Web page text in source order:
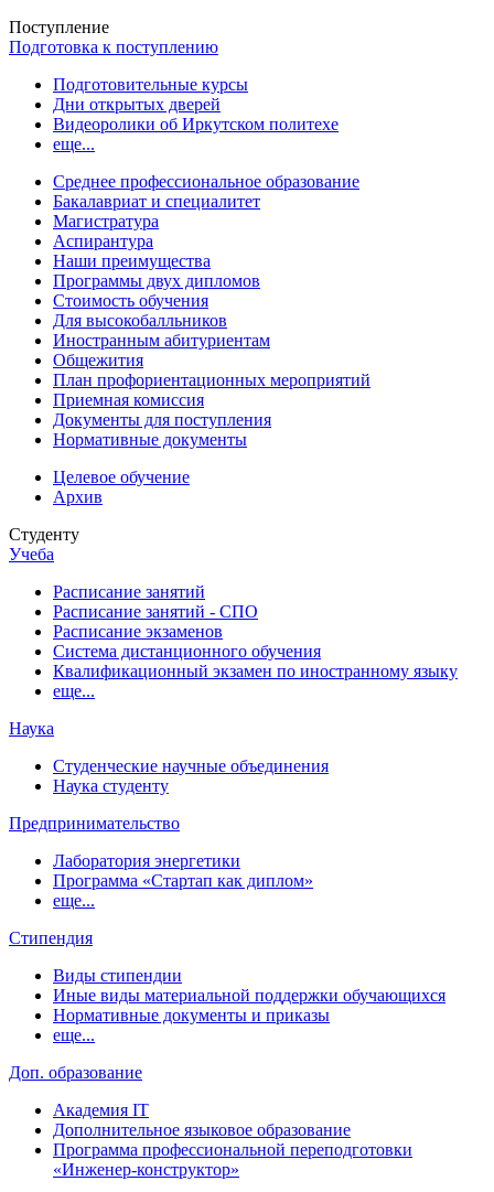
Поступление
Подготовка к поступлению
Подготовительные курсы
Дни открытых дверей
Видеоролики об Иркутском политехе
еще...
Cреднее профессиональное образование
Бакалавриат и специалитет
Магистратура
Аспирантура
Наши преимущества
Программы двух дипломов
Стоимость обучения
Для высокобалльников
Иностранным абитуриентам
Общежития
План профориентационных мероприятий
Приемная комиссия
Документы для поступления
Нормативные документы
Целевое обучение
Архив
Студенту
Учеба
Расписание занятий
Расписание занятий - СПО
Расписание экзаменов
Система дистанционного обучения
Квалификационный экзамен по иностранному языку
еще...
Наука
Студенческие научные объединения
Наука студенту
Предпринимательство
Лаборатория энергетики
Программа «Стартап как диплом»
еще...
Стипендия
Виды стипендии
Иные виды материальной поддержки обучающихся
Нормативные документы и приказы
еще...
Доп. образование
Академия IT
Дополнительное языковое образование
Программа профессиональной переподготовки
«Инженер-конструктор»